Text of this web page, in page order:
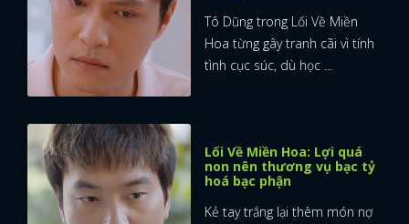
Tô Dũng trong Lối Về Miền
Hoa từng gây tranh cãi vì tính
tình cục súc, dù học ...
Lối Về Miền Hoa: Lợi quá
non nên thương vụ bạc tỷ
hoá bạc phận
Kẻ tay trắng lại thêm món nợ